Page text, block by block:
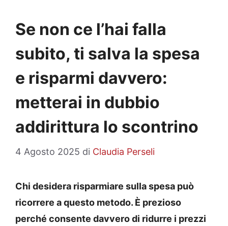
Se non ce l’hai falla
subito, ti salva la spesa
e risparmi davvero:
metterai in dubbio
addirittura lo scontrino
4 Agosto 2025 di Claudia Perseli
Chi desidera risparmiare sulla spesa può
ricorrere a questo metodo. È prezioso
perché consente davvero di ridurre i prezzi